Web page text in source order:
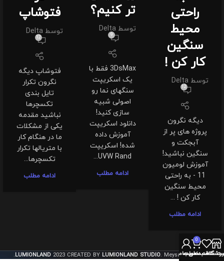
راحتی
محیط
سنگین
کار کن !
توسط Delta
12
دیگه نگرون
پروژه های پر از
آبجکت و
سنگین نباشید!
آموزش لومیون
11 - به راحتی
محیط سنگین
کار کن ! ...
ادامه مطلب
تر کنیم؟
توسط Delta
9
3DsMax فقط با
یک اسکریپت
سنگهای نما رو
اصولی شبیه
سازی کنید!
دانلود اسکریپت
آموزش داده
شده! اسکریپت
UVW Rand...
ادامه مطلب
فتوشاپ
توسط Delta
12
فتوشاپ دیگه
نگرون تکرار
تایل بندی
تکسچرها
نباشید مقدمه
یکی از مشکلات
ما در هنگام کار
با متریالها تکرار
تکسچرها...
ادامه مطلب
LUMIONLAND 2023 CREATED BY LUMIONLAND STUDIO. Meysam Khosravi.
علاقه مندی ها
0
سبد خرید
حساب من